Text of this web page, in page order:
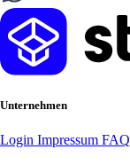
Unternehmen
Login Impressum FAQ